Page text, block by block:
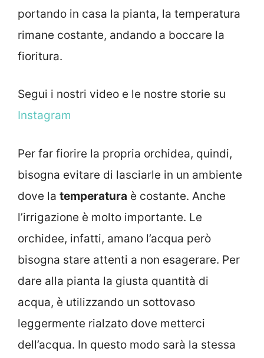
portando in casa la pianta, la temperatura
rimane costante, andando a boccare la
fioritura.
Segui i nostri video e le nostre storie su
Instagram
Per far fiorire la propria orchidea, quindi,
bisogna evitare di lasciarle in un ambiente
dove la temperatura è costante. Anche
l’irrigazione è molto importante. Le
orchidee, infatti, amano l’acqua però
bisogna stare attenti a non esagerare. Per
dare alla pianta la giusta quantità di
acqua, è utilizzando un sottovaso
leggermente rialzato dove metterci
dell’acqua. In questo modo sarà la stessa